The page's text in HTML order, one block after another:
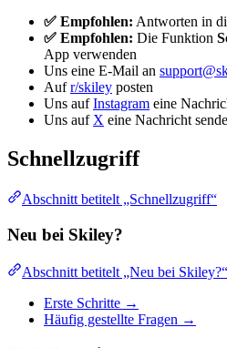
✅ Empfohlen: Antworten in
✅ Empfohlen: Die Funktion
App verwenden
Uns eine E-Mail an
Aufr/skiley posten
Uns aufInstagram eine
Uns auf X eine Nachricht
Schnellzugriff
Abschnitt betitelt „Schnellzugriff“
Neu bei Skiley?
Abschnitt betitelt „Neu bei Skiley?“
Erste Schritte →
Häufig gestellte Fragen →